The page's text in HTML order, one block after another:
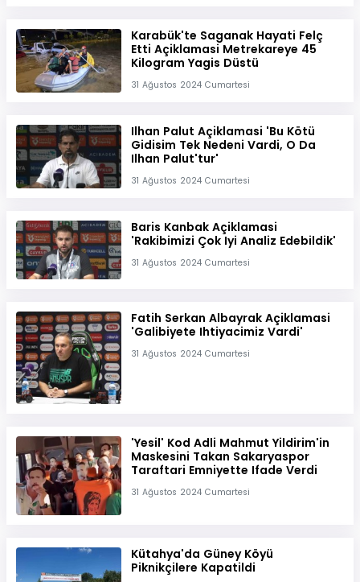
Karabük'te Saganak Hayati Felç
Etti Açiklamasi Metrekareye 45
Kilogram Yagis Düstü
31 Ağustos 2024 Cumartesi
Ilhan Palut Açiklamasi 'Bu Kötü
Gidisim Tek Nedeni Vardi, O Da
Ilhan Palut'tur'
31 Ağustos 2024 Cumartesi
Baris Kanbak Açiklamasi
'Rakibimizi Çok Iyi Analiz Edebildik'
31 Ağustos 2024 Cumartesi
Fatih Serkan Albayrak Açiklamasi
'Galibiyete Ihtiyacimiz Vardi'
31 Ağustos 2024 Cumartesi
'Yesil' Kod Adli Mahmut Yildirim'in
Maskesini Takan Sakaryaspor
Taraftari Emniyette Ifade Verdi
31 Ağustos 2024 Cumartesi
Kütahya'da Güney Köyü
Piknikçilere Kapatildi